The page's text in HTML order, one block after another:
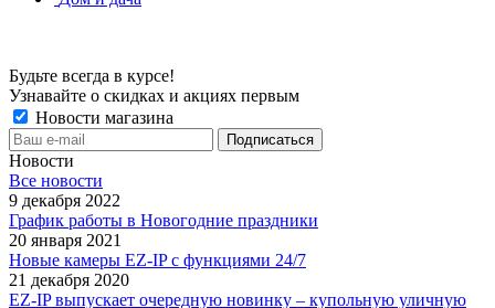
Будьте всегда в курсе!
Узнавайте о скидках и акциях первым
Новости магазина
Новости
Все новости
9 декабря 2022
График работы в Новогодние праздники
20 января 2021
Новые камеры EZ-IP с функциями 24/7
21 декабря 2020
EZ-IP выпускает очередную новинку – купольную уличную